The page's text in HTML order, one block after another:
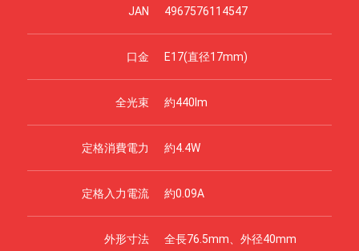
JAN 4967576114547
口金 E17(直径17mm)
全光束 約440lm
定格消費電力 約4.4W
定格入力電流 約0.09A
外形寸法 全長76.5mm、外径40mm